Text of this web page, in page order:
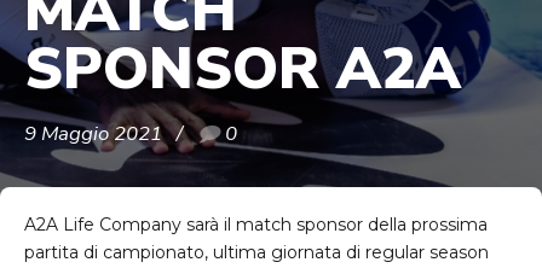
SPONSOR A2A
9 Maggio 2021 0
A2A Life Company sarà il match sponsor della prossima
partita di campionato, ultima giornata di regular season